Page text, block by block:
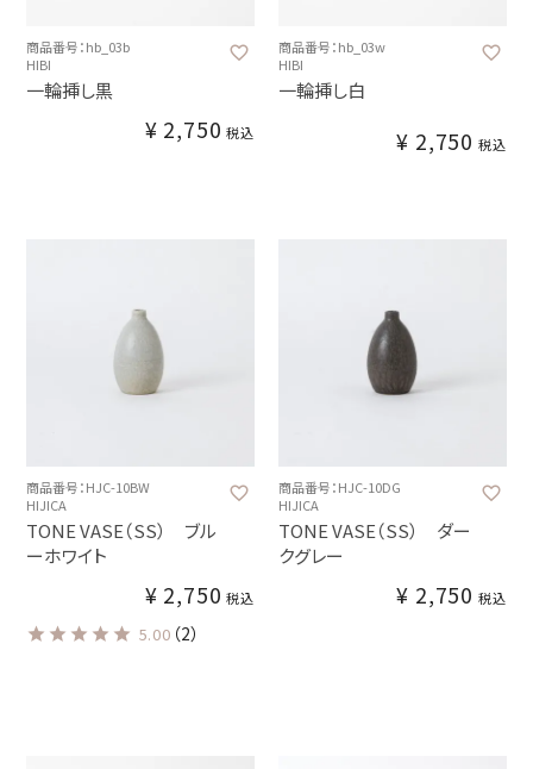
商品番号：hb_03b
HIBI
一輪挿し黒
¥ 2,750 税込
商品番号：hb_03w
HIBI
一輪挿し白
¥ 2,750 税込
商品番号：HJC-10BW
HIJICA
TONE VASE（SS） ブル
ーホワイト
¥ 2,750 税込
5.00 （2）
商品番号：HJC-10DG
HIJICA
TONE VASE（SS） ダー
クグレー
¥ 2,750 税込